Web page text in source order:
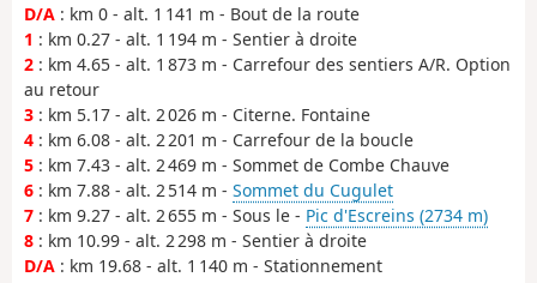
D/A : km 0 - alt. 1 141 m - Bout de la route
1 : km 0.27 - alt. 1 194 m - Sentier à droite
2 : km 4.65 - alt. 1 873 m - Carrefour des sentiers A/R. Option
au retour
3 : km 5.17 - alt. 2 026 m - Citerne. Fontaine
4 : km 6.08 - alt. 2 201 m - Carrefour de la boucle
5 : km 7.43 - alt. 2 469 m - Sommet de Combe Chauve
6 : km 7.88 - alt. 2 514 m - Sommet du Cugulet
7 : km 9.27 - alt. 2 655 m - Sous le - Pic d'Escreins (2734 m)
8 : km 10.99 - alt. 2 298 m - Sentier à droite
D/A : km 19.68 - alt. 1 140 m - Stationnement